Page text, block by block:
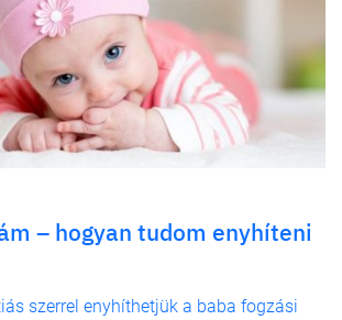
– hogyan tudom enyhíteni
szerrel enyhíthetjük a baba fogzási